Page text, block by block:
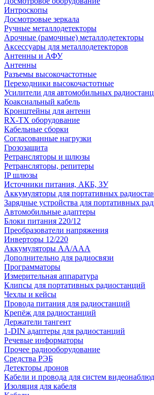
Интроскопы
Досмотровые зеркала
Ручные металлодетекторы
Арочные (рамочные) металлодетекторы
Аксессуары для металлодетекторов
Антенны и АФУ
Антенны
Разъемы высокочастотные
Переходники высокочастотные
Усилители для автомобильных
Коаксиальный кабель
Кронштейны для антенн
RX-TX оборудование
Кабельные сборки
Согласованные нагрузки
Грозозащита
Ретрансляторы и шлюзы
Ретрансляторы, репитеры
IP шлюзы
Источники питания, АКБ, ЗУ
Аккумуляторы для портативных
Зарядные устройства для портативных
Автомобильные адаптеры
Блоки питания 220/12
Преобразователи напряжения
Инверторы 12/220
Аккумуляторы АА/ААА
Дополнительно для радиосвязи
Программаторы
Измерительная аппаратура
Клипсы для портативных радиостанций
Чехлы и кейсы
Провода питания для радиостанций
Крепёж для радиостанций
Держатели тангент
1-DIN адаптеры для радиостанций
Речевые информаторы
Прочее радиооборудование
Средства РЭБ
Детекторы дронов
Кабели и провода для систем
Изоляция для кабеля